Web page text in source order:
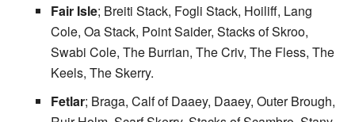
Fair Isle; Breiti Stack, Fogli Stack, Hoiliff, Lang
Cole, Oa Stack, Point Saider, Stacks of Skroo,
Swabi Cole, The Burrian, The Criv, The Fless, The
Keels, The Skerry.
Fetlar; Braga, Calf of Daaey, Daaey, Outer Brough,